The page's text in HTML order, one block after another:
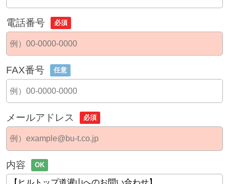
電話番号 必須
FAX番号 任意
メールアドレス 必須
内容 OK